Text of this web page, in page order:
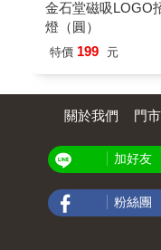
金石堂磁吸LOGO
燈（圓）
特價 199 元
關於我們 門
加好友
粉絲團